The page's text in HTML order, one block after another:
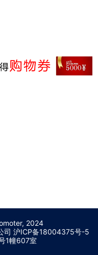
2024
司 沪ICP备18004375号-5
1幢607室